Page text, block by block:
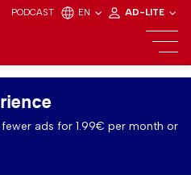
PODCAST EN AD-LITE
ads for 1.99€ per month or